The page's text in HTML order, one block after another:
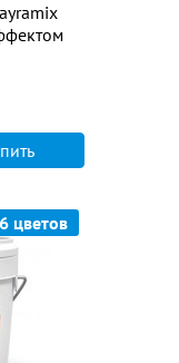
цветов